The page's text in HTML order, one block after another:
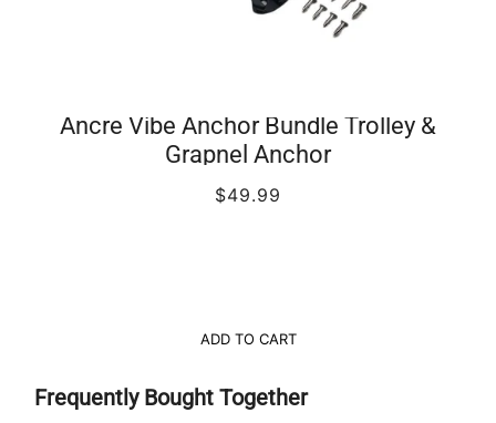
Ancre Vibe Anchor Bundle Trolley &
Grapnel Anchor
$49.99
ADD TO CART
Frequently Bought Together